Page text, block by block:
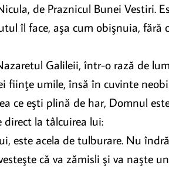
de Praznicul Bunei Vestiri.
îl face, aşa cum obişnuia,
Galileii, într-o rază de
umile, însă în cuvinte
ce eşti plină de har, Domnul
la tâlcuirea lui:
este acela de tulburare. Nu
că va zămisli şi va naşte